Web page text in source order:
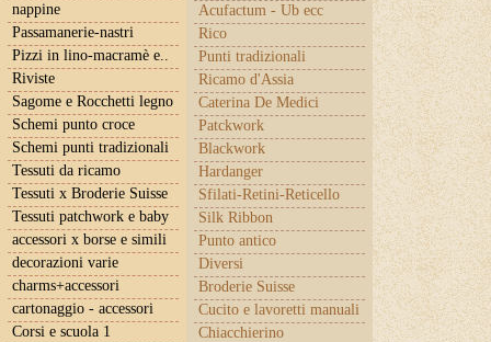
Acufactum - Ub ecc
Rico
Punti tradizionali
Ricamo d'Assia
Caterina De Medici
Patckwork
Blackwork
Hardanger
Sfilati-Retini-Reticello
Silk Ribbon
Punto antico
Diversi
Broderie Suisse
Cucito e lavoretti manuali
Chiacchierino
nappine
Passamanerie-nastri
Pizzi in lino-macramè e..
Riviste
Sagome e Rocchetti legno
Schemi punto croce
Schemi punti tradizionali
Tessuti da ricamo
Tessuti x Broderie Suisse
Tessuti patchwork e baby
accessori x borse e simili
decorazioni varie
charms+accessori
cartonaggio - accessori
Corsi e scuola 1